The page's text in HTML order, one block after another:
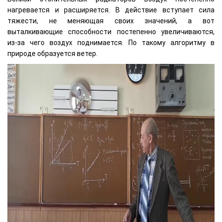
нагревается и расширяется. В действие вступает сила
тяжести, не меняющая своих значений, а вот
выталкивающие способности постепенно увеличиваются,
из-за чего воздух поднимается. По такому алгоритму в
природе образуется ветер.